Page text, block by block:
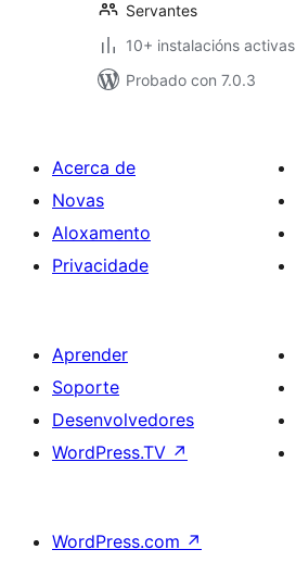
Servantes
10+ instalacións activas
Probado con 7.0.3
Acerca de
Novas
Aloxamento
Privacidade
Aprender
Soporte
Desenvolvedores
WordPress.TV ↗
WordPress.com ↗